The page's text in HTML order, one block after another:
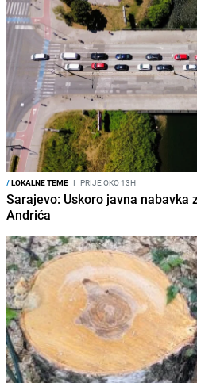
/LOKALNE TEME I PRIJE OKO 13H
Sarajevo: Uskoro javna nabavka
Andrića